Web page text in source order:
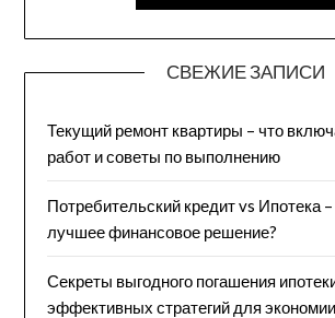
СВЕЖИЕ ЗАПИСИ
Текущий ремонт квартиры – что
работ и советы по выполнению
Потребительский кредит vs Ипотека
лучшее финансовое решение?
Секреты выгодного погашения
эффективных стратегий для экономии